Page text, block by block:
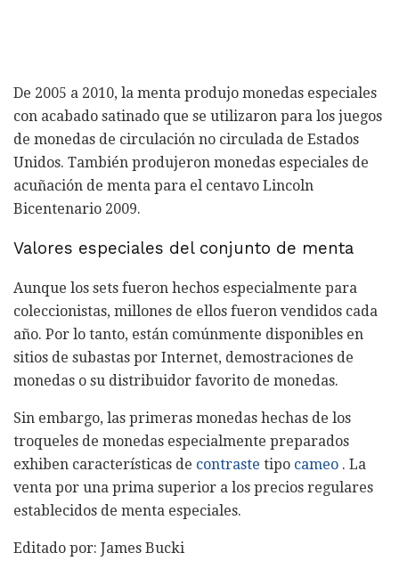
De 2005 a 2010, la menta produjo monedas especiales
con acabado satinado que se utilizaron para los juegos
de monedas de circulación no circulada de Estados
Unidos. También produjeron monedas especiales de
acuñación de menta para el centavo Lincoln
Bicentenario 2009.
Valores especiales del conjunto de menta
Aunque los sets fueron hechos especialmente para
coleccionistas, millones de ellos fueron vendidos cada
año. Por lo tanto, están comúnmente disponibles en
sitios de subastas por Internet, demostraciones de
monedas o su distribuidor favorito de monedas.
Sin embargo, las primeras monedas hechas de los
troqueles de monedas especialmente preparados
exhiben características de contraste tipo cameo . La
venta por una prima superior a los precios regulares
establecidos de menta especiales.
Editado por: James Bucki